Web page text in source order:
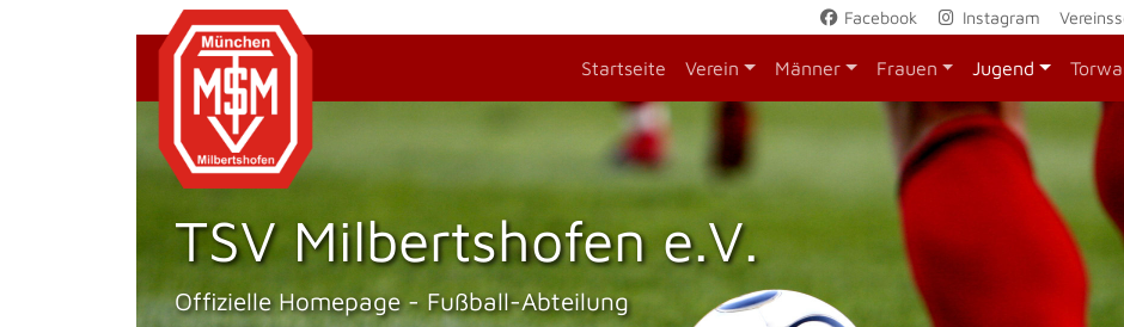
Facebook Instagram
Startseite Verein Männer Frauen Jugend
TSV Milbertshofen e.V.
Offizielle Homepage - Fußball-Abteilung